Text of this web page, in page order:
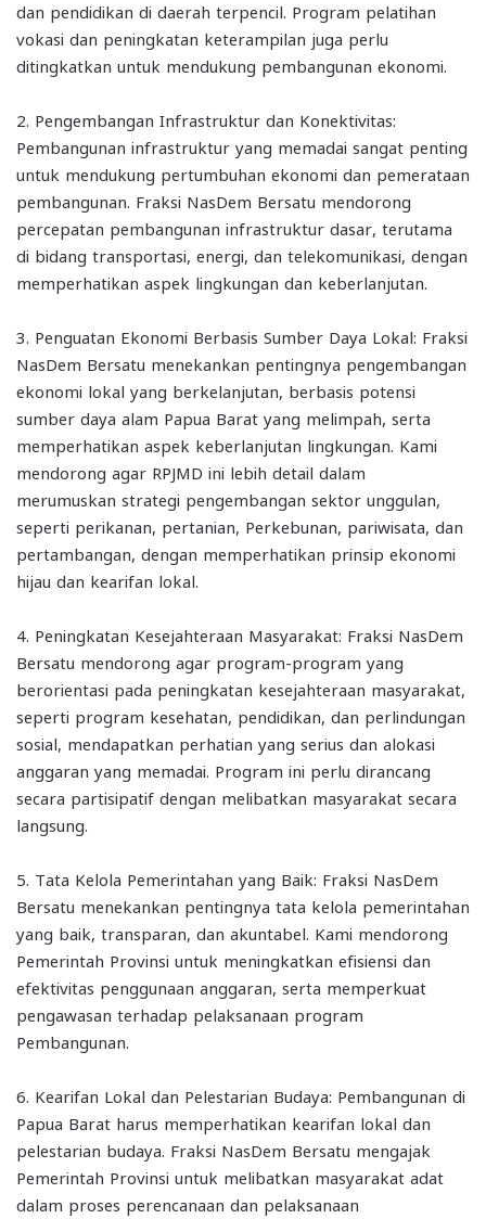
dan pendidikan di daerah terpencil. Program pelatihan
vokasi dan peningkatan keterampilan juga perlu
ditingkatkan untuk mendukung pembangunan ekonomi.
2. Pengembangan Infrastruktur dan Konektivitas:
Pembangunan infrastruktur yang memadai sangat penting
untuk mendukung pertumbuhan ekonomi dan pemerataan
pembangunan. Fraksi NasDem Bersatu mendorong
percepatan pembangunan infrastruktur dasar, terutama
di bidang transportasi, energi, dan telekomunikasi, dengan
memperhatikan aspek lingkungan dan keberlanjutan.
3. Penguatan Ekonomi Berbasis Sumber Daya Lokal: Fraksi
NasDem Bersatu menekankan pentingnya pengembangan
ekonomi lokal yang berkelanjutan, berbasis potensi
sumber daya alam Papua Barat yang melimpah, serta
memperhatikan aspek keberlanjutan lingkungan. Kami
mendorong agar RPJMD ini lebih detail dalam
merumuskan strategi pengembangan sektor unggulan,
seperti perikanan, pertanian, Perkebunan, pariwisata, dan
pertambangan, dengan memperhatikan prinsip ekonomi
hijau dan kearifan lokal.
4. Peningkatan Kesejahteraan Masyarakat: Fraksi NasDem
Bersatu mendorong agar program-program yang
berorientasi pada peningkatan kesejahteraan masyarakat,
seperti program kesehatan, pendidikan, dan perlindungan
sosial, mendapatkan perhatian yang serius dan alokasi
anggaran yang memadai. Program ini perlu dirancang
secara partisipatif dengan melibatkan masyarakat secara
langsung.
5. Tata Kelola Pemerintahan yang Baik: Fraksi NasDem
Bersatu menekankan pentingnya tata kelola pemerintahan
yang baik, transparan, dan akuntabel. Kami mendorong
Pemerintah Provinsi untuk meningkatkan efisiensi dan
efektivitas penggunaan anggaran, serta memperkuat
pengawasan terhadap pelaksanaan program
Pembangunan.
6. Kearifan Lokal dan Pelestarian Budaya: Pembangunan di
Papua Barat harus memperhatikan kearifan lokal dan
pelestarian budaya. Fraksi NasDem Bersatu mengajak
Pemerintah Provinsi untuk melibatkan masyarakat adat
dalam proses perencanaan dan pelaksanaan